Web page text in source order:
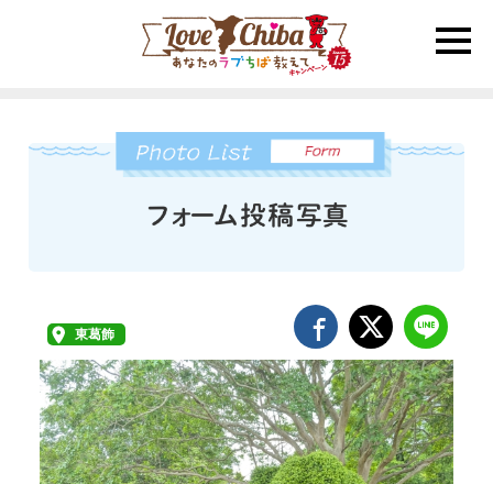
toggle
東葛飾